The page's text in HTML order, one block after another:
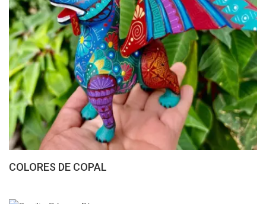
COLORES DE COPAL